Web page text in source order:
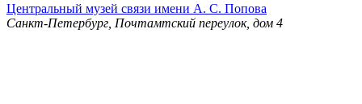
Центральный музей связи имени А. С. Попова
Санкт-Петербург, Почтамтский переулок, дом 4